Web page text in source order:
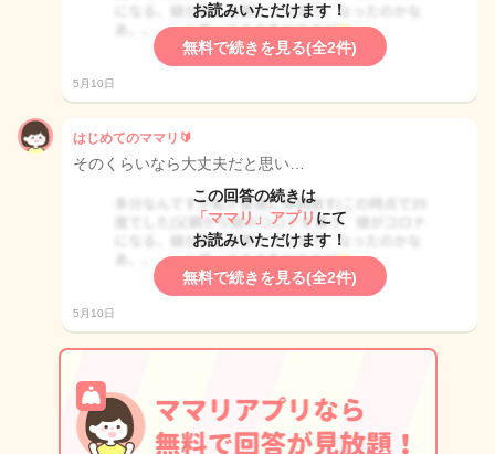
お読みいただけます！
無料で続きを見る(全2件)
5月10日
はじめてのママリ🔰
そのくらいなら大丈夫だと思い…
この回答の続きは
「ママリ」アプリ にて
お読みいただけます！
無料で続きを見る(全2件)
5月10日